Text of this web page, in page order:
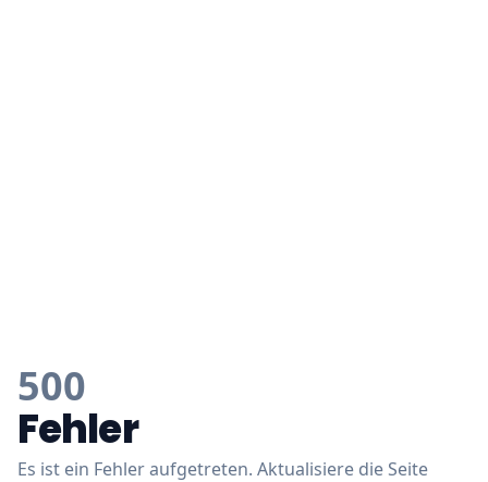
500
Fehler
Es ist ein Fehler aufgetreten. Aktualisiere die Seite